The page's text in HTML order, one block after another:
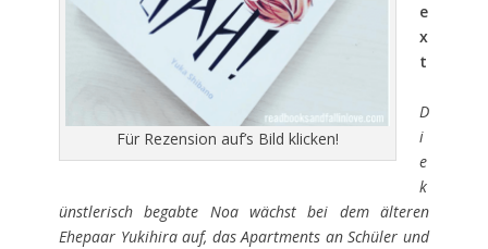
Für Rezension auf’s Bild klicken!
e
x
t
D
i
e
k
ünstlerisch begabte Noa wächst bei dem älteren
Ehepaar Yukihira auf, das Apartments an Schüler und